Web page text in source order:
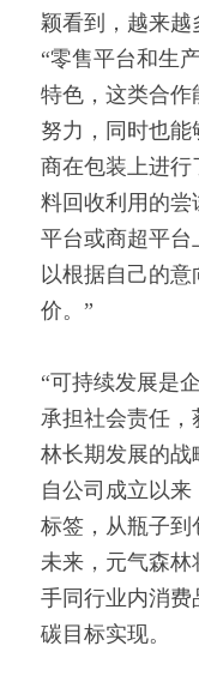
颖看到，越来越
“零售平台和生
特色，这类合作
努力，同时也
商在包装上进行
料回收利用的
平台或商超平
以根据自己的
价。”
“可持续发展是
承担社会责任
林长期发展的战
自公司成立以
标签，从瓶子到
未来，元气森
手同行业内消费
碳目标实现。